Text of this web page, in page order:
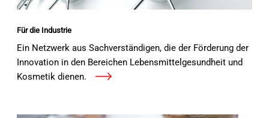
Für die Industrie
Ein Netzwerk aus Sachverständigen, die der Förderung der
Innovation in den Bereichen Lebensmittelgesundheit und
Kosmetik dienen.
Mehr erfahren